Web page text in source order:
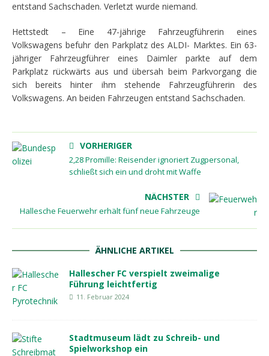
entstand Sachschaden. Verletzt wurde niemand.
Hettstedt – Eine 47-jährige Fahrzeugführerin eines
Volkswagens befuhr den Parkplatz des ALDI- Marktes. Ein 63-
jähriger Fahrzeugführer eines Daimler parkte auf dem
Parkplatz rückwärts aus und übersah beim Parkvorgang die
sich bereits hinter ihm stehende Fahrzeugführerin des
Volkswagens. An beiden Fahrzeugen entstand Sachschaden.
VORHERIGER
2,28 Promille: Reisender ignoriert Zugpersonal,
schließt sich ein und droht mit Waffe
NÄCHSTER
Hallesche Feuerwehr erhält fünf neue Fahrzeuge
ÄHNLICHE ARTIKEL
Hallescher FC verspielt zweimalige
Führung leichtfertig
11. Februar 2024
Stadtmuseum lädt zu Schreib- und
Spielworkshop ein